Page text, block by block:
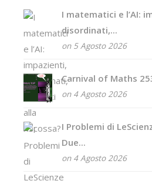
I matematici e l’AI:
disordinati,...
on 5 Agosto 2026
Carnival of Maths
on 4 Agosto 2026
I Problemi di
Due...
on 4 Agosto 2026